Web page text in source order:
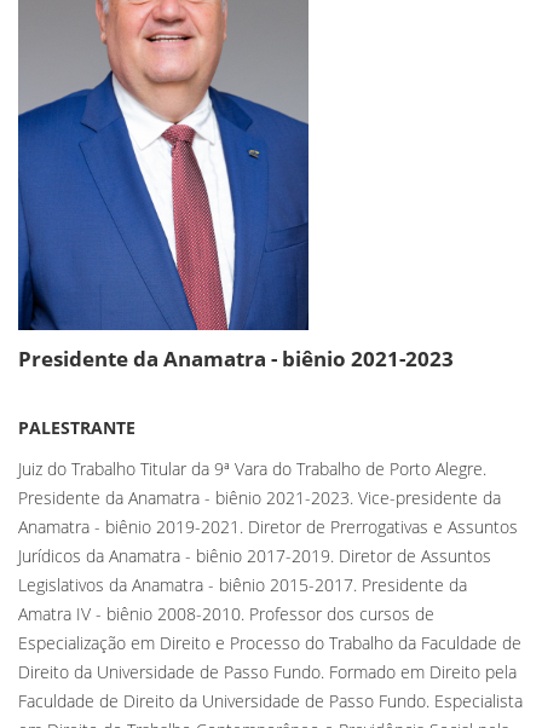
Presidente da Anamatra - biênio 2021-2023
PALESTRANTE
Juiz do Trabalho Titular da 9ª Vara do Trabalho de Porto Alegre.
Presidente da Anamatra - biênio 2021-2023. Vice-presidente da
Anamatra - biênio 2019-2021. Diretor de Prerrogativas e Assuntos
Jurídicos da Anamatra - biênio 2017-2019. Diretor de Assuntos
Legislativos da Anamatra - biênio 2015-2017. Presidente da
Amatra IV - biênio 2008-2010. Professor dos cursos de
Especialização em Direito e Processo do Trabalho da Faculdade de
Direito da Universidade de Passo Fundo. Formado em Direito pela
Faculdade de Direito da Universidade de Passo Fundo. Especialista